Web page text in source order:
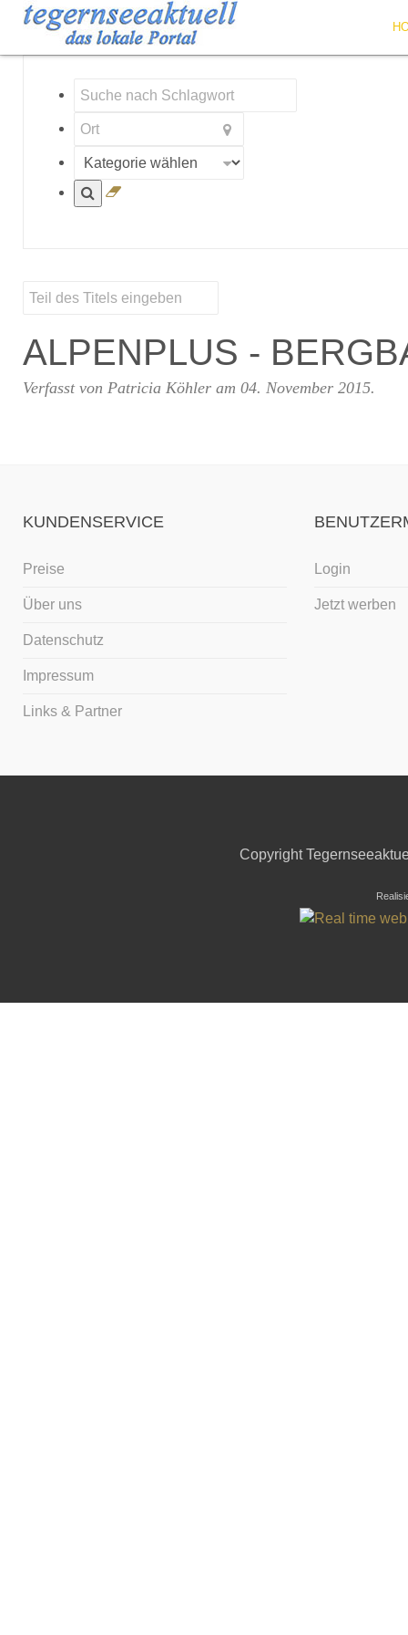
ALPENPLUS -
Verfasst von Patricia Köhler am 04. November 2015.
KUNDENSERVICE
Preise
Über uns
Datenschutz
Impressum
Links & Partner
Login
Jetzt werben
Copyright